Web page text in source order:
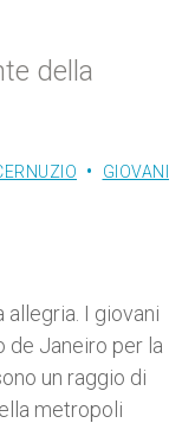
della
GIOVANI
allegria. I giovani
de Janeiro per la
un raggio di
metropoli